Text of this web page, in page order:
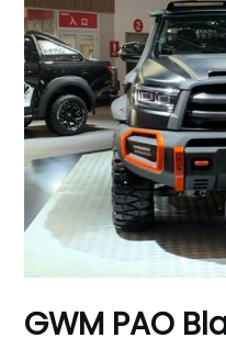
GWM PAO